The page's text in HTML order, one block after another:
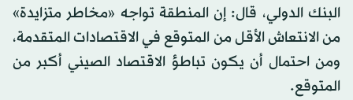
البنك الدولي، قال: إن المنطقة تواجه «مخاطر متزايدة»
من الانتعاش الأقل من المتوقع في الاقتصادات المتقدمة،
ومن احتمال أن يكون تباطؤ الاقتصاد الصيني أكبر من
المتوقع.